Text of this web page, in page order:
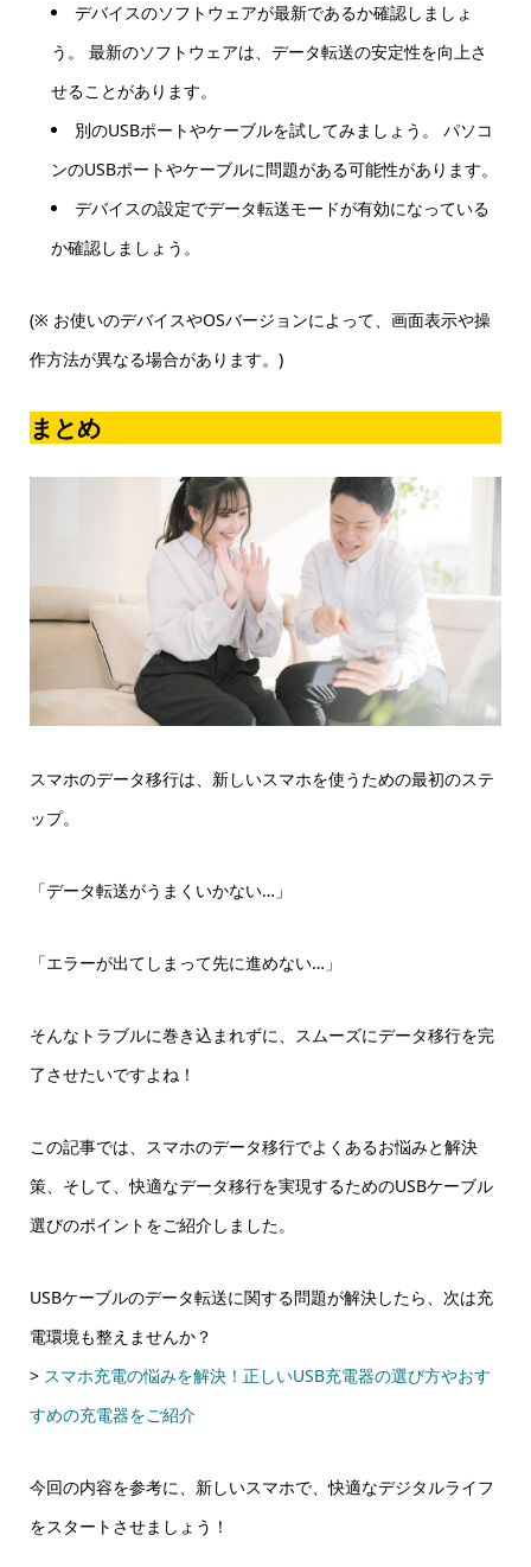
デバイスのソフトウェアが最新であるか確認しましょ
う。 最新のソフトウェアは、データ転送の安定性を向上さ
せることがあります。
別のUSBポートやケーブルを試してみましょう。 パソコ
ンのUSBポートやケーブルに問題がある可能性があります。
デバイスの設定でデータ転送モードが有効になっている
か確認しましょう。
(※ お使いのデバイスやOSバージョンによって、画面表示や操
作方法が異なる場合があります。)
まとめ
スマホのデータ移行は、新しいスマホを使うための最初のステ
ップ。
「データ転送がうまくいかない…」
「エラーが出てしまって先に進めない…」
そんなトラブルに巻き込まれずに、スムーズにデータ移行を完
了させたいですよね！
この記事では、スマホのデータ移行でよくあるお悩みと解決
策、そして、快適なデータ移行を実現するためのUSBケーブル
選びのポイントをご紹介しました。
USBケーブルのデータ転送に関する問題が解決したら、次は充
電環境も整えませんか？
> スマホ充電の悩みを解決！正しいUSB充電器の選び方やおす
すめの充電器をご紹介
今回の内容を参考に、新しいスマホで、快適なデジタルライフ
をスタートさせましょう！